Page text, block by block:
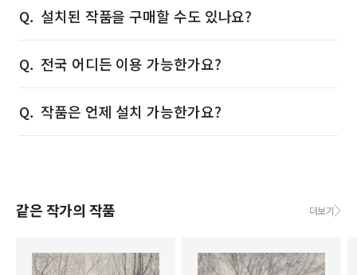
설치된 작품을 구매할 수도 있나요?
전국 어디든 이용 가능한가요?
작품은 언제 설치 가능한가요?
같은 작가의 작품 더보기